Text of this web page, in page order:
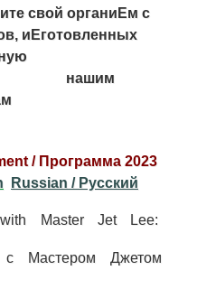
свой органиЕм с
иЕготовленных
/ Программа 2023
Russian / Pусский
with Master Jet Lee:
с Мастером Джетом